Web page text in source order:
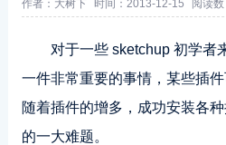
作者： 大树下 时间：2013-12-15 阅读数
对于一些 sketchup 初学者
一件非常重要的事情，某些插
随着插件的增多，成功安装各
的一大难题。